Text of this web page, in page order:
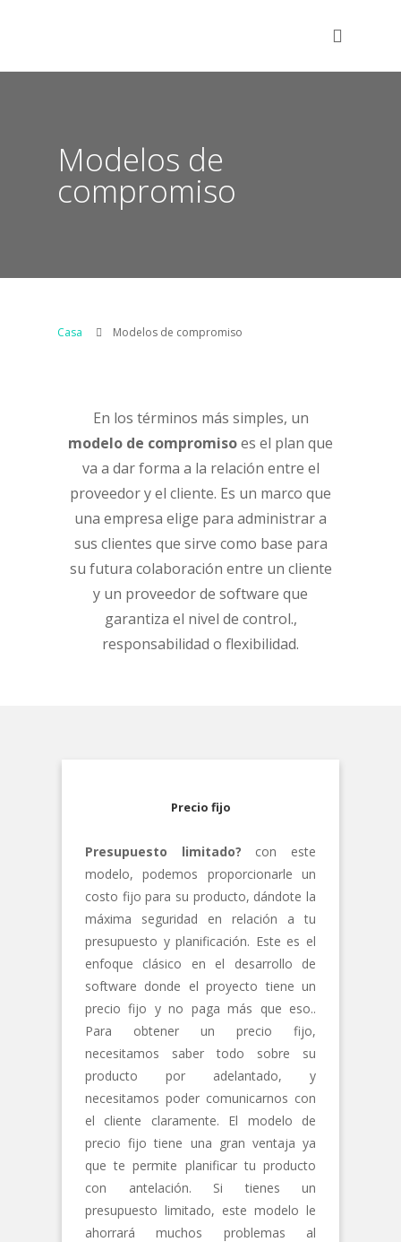
Modelos de
compromiso
Casa Modelos de compromiso
En los términos más simples, un
modelo de compromisoes el plan que
va a dar forma a la relación entre el
proveedor y el cliente. Es un marco que
una empresa elige para administrar a
sus clientes que sirve como base para
su futura colaboración entre un cliente
y un proveedor de software que
garantiza el nivel de control.,
responsabilidad o flexibilidad.
Precio fijo
Presupuesto limitado? con este
modelo, podemos proporcionarle un
costo fijo para su producto, dándote la
máxima seguridad en relación a tu
presupuesto y planificación. Este es el
enfoque clásico en el desarrollo de
software donde el proyecto tiene un
precio fijo y no paga más que eso..
Para obtener un precio fijo,
necesitamos saber todo sobre su
producto por adelantado, y
necesitamos poder comunicarnos con
el cliente claramente. El modelo de
precio fijo tiene una gran ventaja ya
que te permite planificar tu producto
con antelación. Si tienes un
presupuesto limitado, este modelo le
ahorrará muchos problemas al